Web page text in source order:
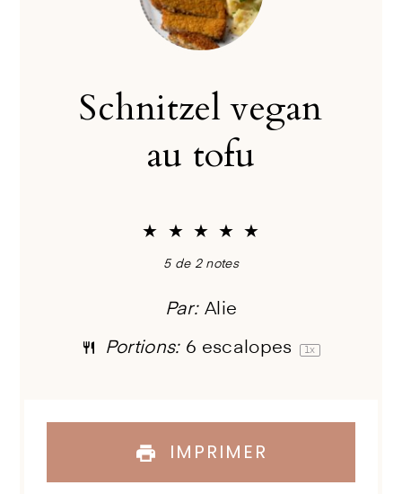
Schnitzel vegan
au tofu
★ ★ ★ ★ ★
5de 2notes
Par: Alie
Portions: 6 escalopes 1x
IMPRIMER